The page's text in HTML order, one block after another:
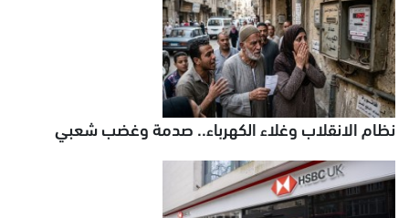
نظام الانقلاب وغلاء الكهرباء.. صدمة وغضب شعبي